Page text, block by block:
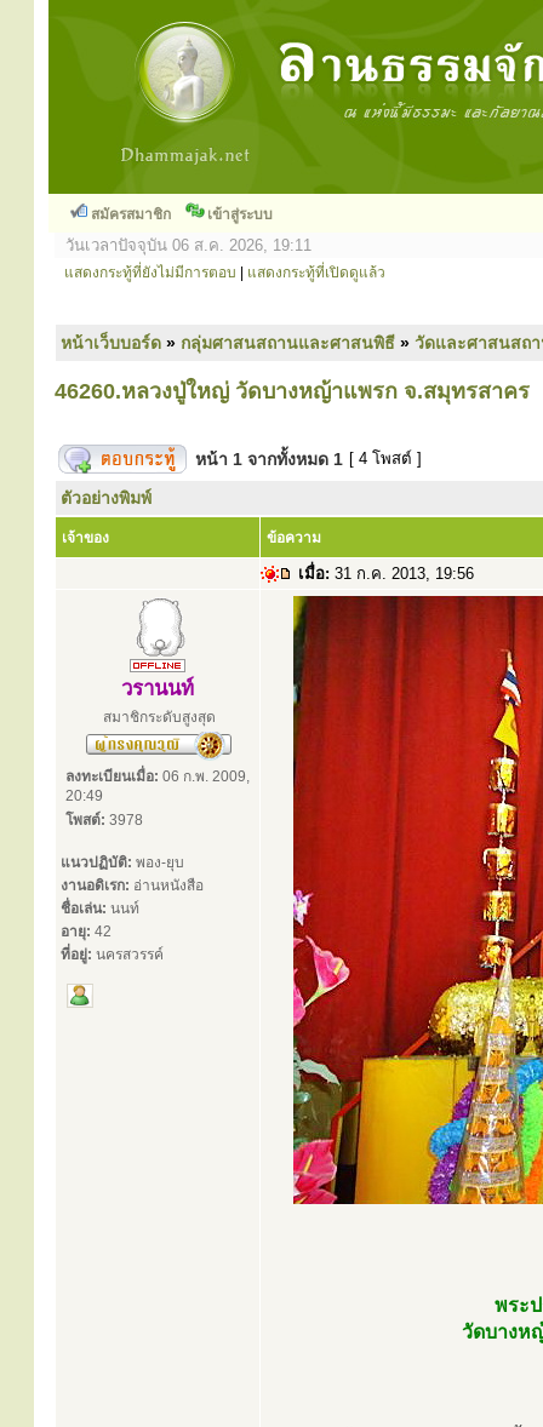
สมัครสมาชิก เข้าสู่ระบบ
วันเวลาปัจจุบัน 06 ส.ค. 2026, 19:11
แสดงกระทู้ที่ยังไม่มีการตอบ แสดงกระทู้ที่เปิดดูแล้ว
หน้าเว็บบอร์ด » กลุ่มศาสนสถานและศาสนพิธี » วัดและศาสนสถ
46260.หลวงปู่ใหญ่ วัดบางหญ้าแพรก จ.สมุทรสาคร
หน้า 1 จากทั้งหมด 1 [ 4 โพสต์ ]
ตัวอย่างพิมพ์
เจ้าของ ข้อความ
เมื่อ: 31 ก.ค. 2013, 19:56
วรานนท์
สมาชิกระดับสูงสุด
ลงทะเบียนเมื่อ: 06 ก.พ. 2009,
20:49
โพสต์: 3978
แนวปฏิบัติ: พอง-ยุบ
งานอดิเรก: อ่านหนังสือ
ชื่อเล่น: นนท์
อายุ: 42
ที่อยู่: นครสวรรค์
พระ
วัดบางห